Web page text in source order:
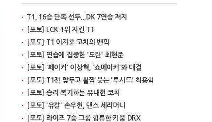
T1, 16승 단독 선두...DK 7연승 저지
[포토] LCK 1위 지킨 T1
[포토] T1 이지훈 코치의 밴픽
[포토] 연습에 집중한 '도란' 최현준
[포토] '페이커' 이상혁, '쇼메이커'와 대결
[포토] T1전 앞두고 활짝 웃는 '루시드' 최용혁
[포토] 승리 복기하는 유내현 코치
[포토] '유칼' 손우현, 댄스 세리머니
[포토] 라이즈 7승 그룹 합류한 키움 DRX